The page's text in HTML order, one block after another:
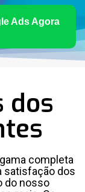
Ads Agora
dos
completa
satisfação dos
do nosso